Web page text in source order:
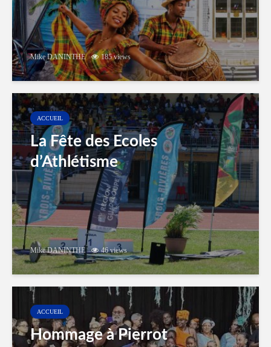
Mike DANINTHE 185 views
ACCUEIL
La Fête des Ecoles
d’Athlétisme
Mike DANINTHE 46 views
ACCUEIL
Hommage à Pierrot